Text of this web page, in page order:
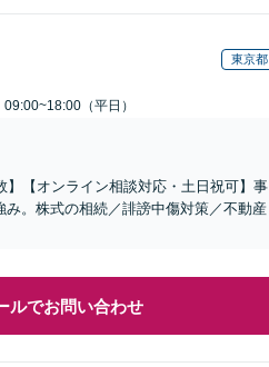
東京都
（平日）
】【オンライン相談対応・土日祝可】事
。株式の相続／誹謗中傷対策／不動産
ルでお問い合わせ